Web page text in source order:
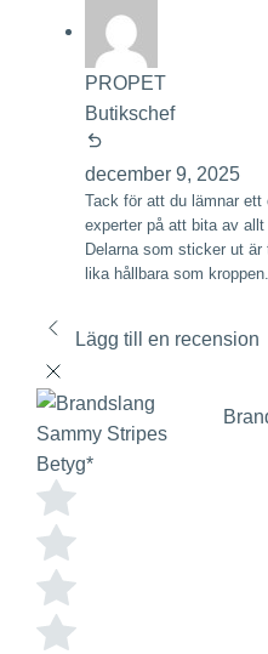
PROPET
Butikschef
december 9, 2025
Tack för att du lämnar ett
experter på att bita av
Delarna som sticker ut
lika hållbara som kroppen.
Lägg till en recension
Betyg*